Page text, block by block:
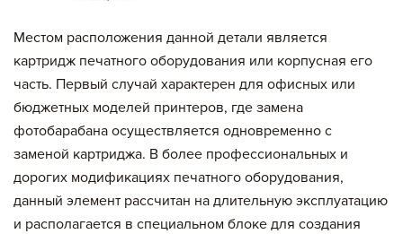
Местом расположения данной детали является
картридж печатного оборудования или корпусная его
часть. Первый случай характерен для офисных или
бюджетных моделей принтеров, где замена
фотобарабана осуществляется одновременно с
заменой картриджа. В более профессиональных и
дорогих модификациях печатного оборудования,
данный элемент рассчитан на длительную эксплуатацию
и располагается в специальном блоке для создания